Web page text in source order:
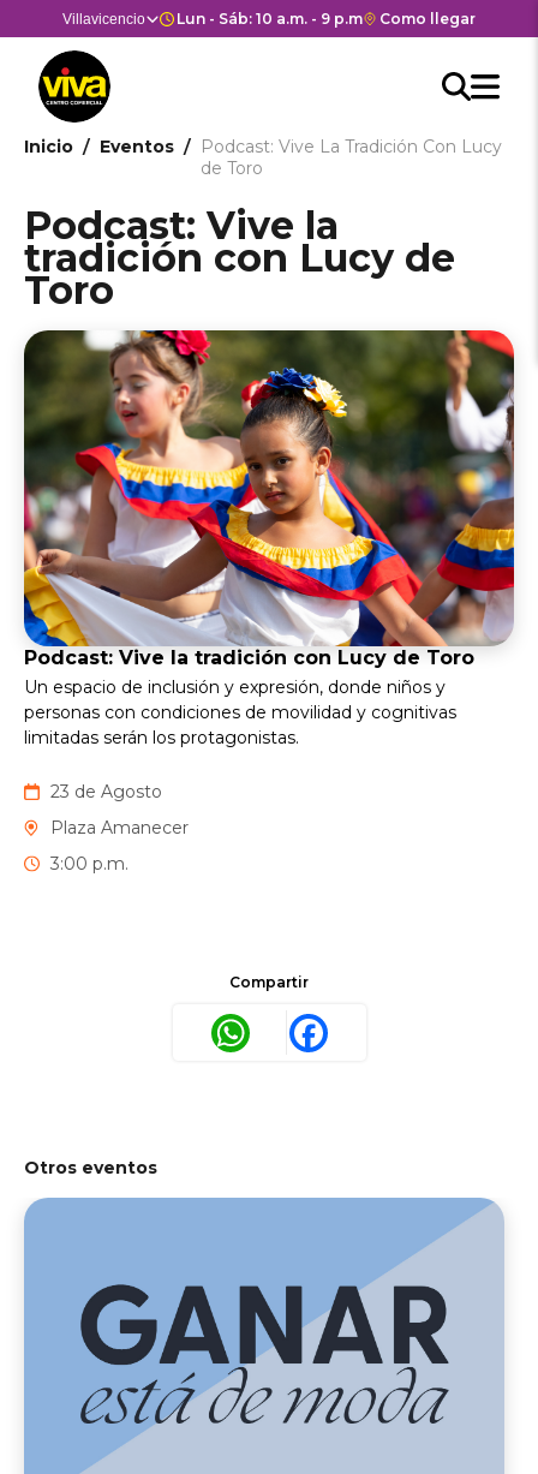
al
contenido
principal
Selector
de
centros
comerciales
Estás en:
Estás en
Villavicencio Horario de apertura y cierre
Lun - Sáb: 10 a.m. - 9 p.m. Dom y Fes: 11 a.m. - 8
Enlace
redirección
Maps
Como llegar
form
Buscar
Ruta
navegación
Inicio Eventos
Podcast: Vive La Tradición Con Lucy
de Toro
Podcast: Vive la
tradición con Lucy de
Toro
Podcast: Vive la tradición con Lucy de Toro
Un espacio de inclusión y expresión, donde niños y
personas con condiciones de movilidad y cognitivas
limitadas serán los protagonistas.
23 de Agosto
Plaza Amanecer
3:00 p.m.
Compartir
WhatsAppFacebook
Otros eventos